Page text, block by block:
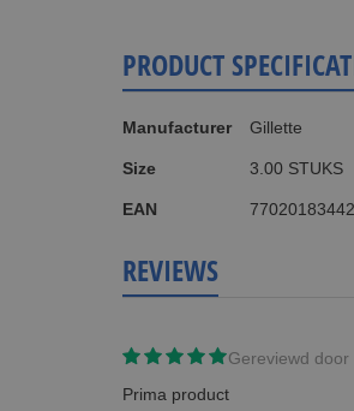
PRODUCT
informatie
Manufacturer Gillette
Size 3.00 STUKS
EAN
REVIEWS
Gereviewd door
Prima product